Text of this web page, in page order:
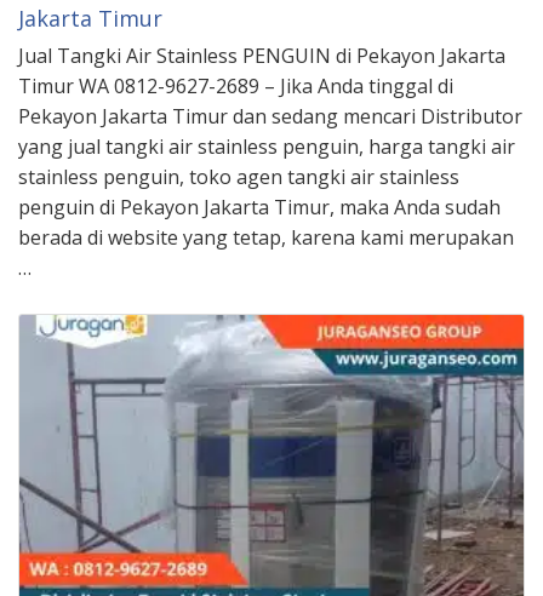
Jakarta Timur
Jual Tangki Air Stainless PENGUIN di Pekayon Jakarta
Timur WA 0812-9627-2689 – Jika Anda tinggal di
Pekayon Jakarta Timur dan sedang mencari Distributor
yang jual tangki air stainless penguin, harga tangki air
stainless penguin, toko agen tangki air stainless
penguin di Pekayon Jakarta Timur, maka Anda sudah
berada di website yang tetap, karena kami merupakan
…